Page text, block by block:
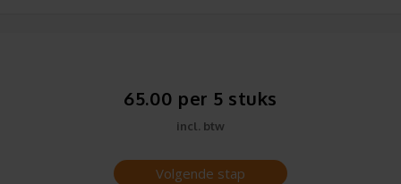
65.00 per 5 stuks
incl. btw
Volgende stap